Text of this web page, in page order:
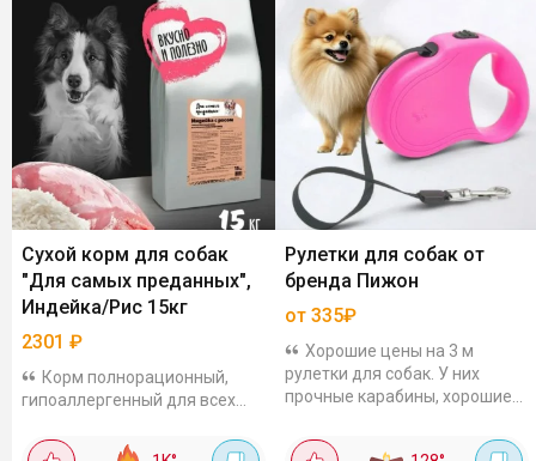
Сухой корм для собак
"Для самых преданных",
Индейка/Рис 15кг
2301 ₽
Корм полнорационный,
гипоаллергенный для всех
усваиваются, состав
Рулетки для собак от
бренда Пижон
от 335₽
Хорошие цены на 3 м
рулетки для собак. У них
прочные карабины, хорошие
подбирай под свой вкус: